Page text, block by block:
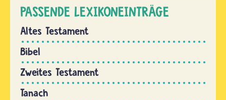
PASSENDE LEXIKONEINTRÄGE
Altes Testament
Bibel
Zweites Testament
Tanach